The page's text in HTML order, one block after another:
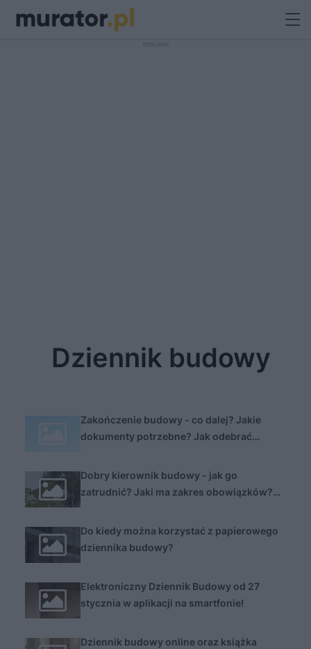
Dziennik budowy
Zakończenie budowy - co dalej? Jakie
dokumenty potrzebne? Jak odebrać
Dobry kierownik budowy - jak go
zatrudnić? Jaki ma zakres obowiązków?
Do kiedy można korzystać z papierowego
dziennika budowy?
Elektroniczny Dziennik Budowy od 27
stycznia w aplikacji na smartfonie!
Dziennik budowy online oraz książka